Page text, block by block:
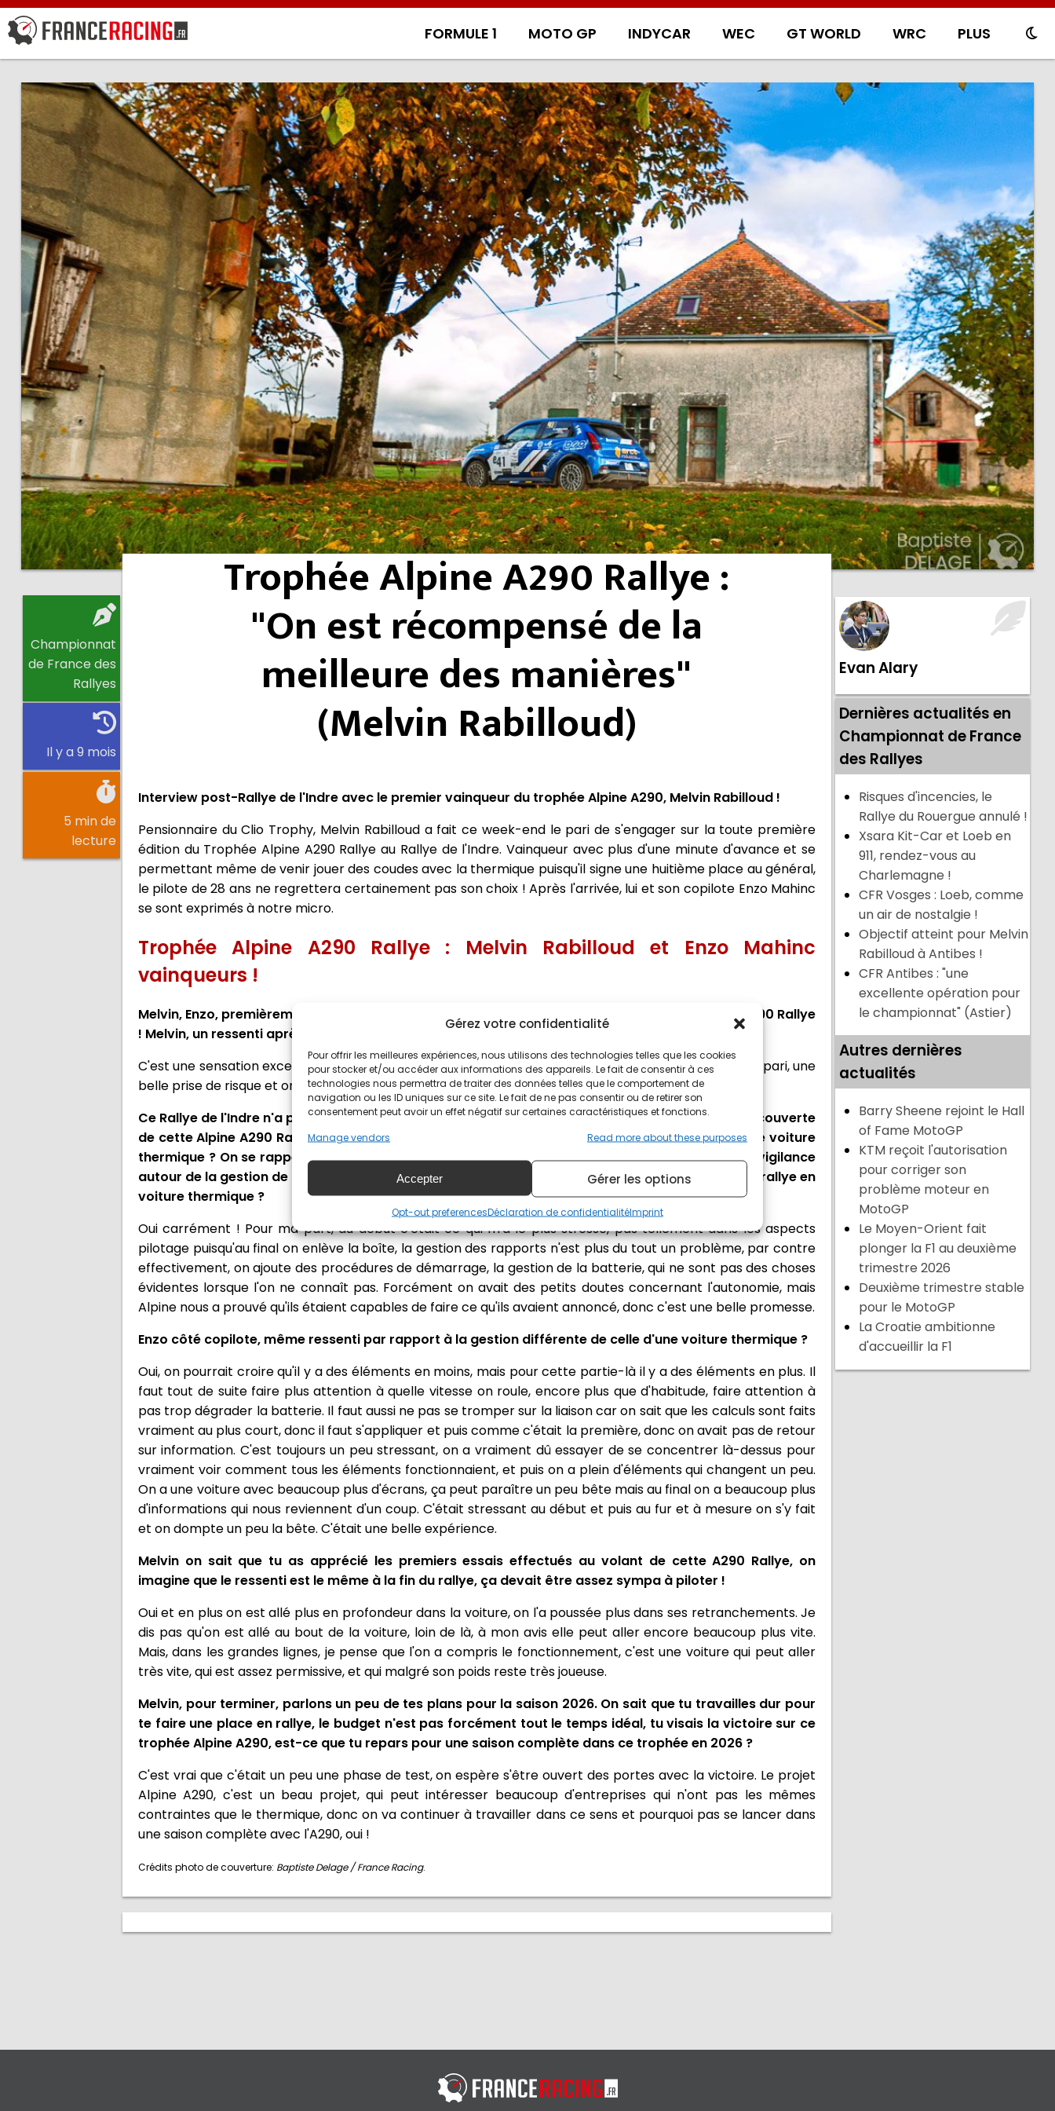
Gérez votre confidentialité
Pour offrir les meilleures expériences, nous utilisons des technologies telles que les cookies
pour stocker et/ou accéder aux informations des appareils. Le fait de consentir à ces
technologies nous permettra de traiter des données telles que le comportement de
navigation ou les ID uniques sur ce site. Le fait de ne pas consentir ou de retirer son
consentement peut avoir un effet négatif sur certaines caractéristiques et fonctions.
Manage vendors
Read more about these purposes
Accepter Gérer les options
Opt-out preferencesDéclaration de confidentialitéImprint
FORMULE 1 MOTO GP INDYCAR WEC GT WORLD WRC PLUS
Championnat
de France des
Rallyes
Il y a 9 mois
5 min de
lecture
Trophée Alpine A290 Rallye :
"On est récompensé de la
meilleure des manières"
(Melvin Rabilloud)
Interview post-Rallye de l'Indre avec le premier vainqueur du trophée Alpine A290, Melvin Rabilloud !
Pensionnaire du Clio Trophy, Melvin Rabilloud a fait ce week-end le pari de s'engager sur la toute première
édition du Trophée Alpine A290 Rallye au Rallye de l'Indre. Vainqueur avec plus d'une minute d'avance et se
permettant même de venir jouer des coudes avec la thermique puisqu'il signe une huitième place au général,
le pilote de 28 ans ne regrettera certainement pas son choix ! Après l'arrivée, lui et son copilote Enzo Mahinc
se sont exprimés à notre micro.
Trophée Alpine A290 Rallye : Melvin Rabilloud et Enzo Mahinc
vainqueurs !
Melvin, Enzo, premièrement félicitations pour cette belle victoire sur ce tout premier Trophée A290 Rallye
! Melvin, un ressenti après cette victoire ?
C'est une sensation exceptionnelle, on savait pas trop à quoi s'attendre en venant ici. C'était un gros pari, une
belle prise de risque et on est récompensé de la meilleure des manières, je pense.
Ce Rallye de l'Indre n'a pas été si facile que ça avec des conditions compliquées en plus de la découverte
de cette Alpine A290 Rallye. Sur la technicité, est-ce qu'il y a plus de choses à gérer qu'avec une voiture
thermique ? On se rappelle notamment du briefing pilote vendredi soir avec tous les points de vigilance
autour de la gestion de la batterie en liaison. Est-ce que c'était plus stressant à gérer que sur un rallye en
voiture thermique ?
Oui carrément ! Pour ma part, au début c'était ce qui m'a le plus stressé, pas tellement dans les aspects
pilotage puisqu'au final on enlève la boîte, la gestion des rapports n'est plus du tout un problème, par contre
effectivement, on ajoute des procédures de démarrage, la gestion de la batterie, qui ne sont pas des choses
évidentes lorsque l'on ne connaît pas. Forcément on avait des petits doutes concernant l'autonomie, mais
Alpine nous a prouvé qu'ils étaient capables de faire ce qu'ils avaient annoncé, donc c'est une belle promesse.
Enzo côté copilote, même ressenti par rapport à la gestion différente de celle d'une voiture thermique ?
Oui, on pourrait croire qu'il y a des éléments en moins, mais pour cette partie-là il y a des éléments en plus. Il
faut tout de suite faire plus attention à quelle vitesse on roule, encore plus que d'habitude, faire attention à
pas trop dégrader la batterie. Il faut aussi ne pas se tromper sur la liaison car on sait que les calculs sont faits
vraiment au plus court, donc il faut s'appliquer et puis comme c'était la première, donc on avait pas de retour
sur information. C'est toujours un peu stressant, on a vraiment dû essayer de se concentrer là-dessus pour
vraiment voir comment tous les éléments fonctionnaient, et puis on a plein d'éléments qui changent un peu.
On a une voiture avec beaucoup plus d'écrans, ça peut paraître un peu bête mais au final on a beaucoup plus
d'informations qui nous reviennent d'un coup. C'était stressant au début et puis au fur et à mesure on s'y fait
et on dompte un peu la bête. C'était une belle expérience.
Melvin on sait que tu as apprécié les premiers essais effectués au volant de cette A290 Rallye, on
imagine que le ressenti est le même à la fin du rallye, ça devait être assez sympa à piloter !
Oui et en plus on est allé plus en profondeur dans la voiture, on l'a poussée plus dans ses retranchements. Je
dis pas qu'on est allé au bout de la voiture, loin de là, à mon avis elle peut aller encore beaucoup plus vite.
Mais, dans les grandes lignes, je pense que l'on a compris le fonctionnement, c'est une voiture qui peut aller
très vite, qui est assez permissive, et qui malgré son poids reste très joueuse.
Melvin, pour terminer, parlons un peu de tes plans pour la saison 2026. On sait que tu travailles dur pour
te faire une place en rallye, le budget n'est pas forcément tout le temps idéal, tu visais la victoire sur ce
trophée Alpine A290, est-ce que tu repars pour une saison complète dans ce trophée en 2026 ?
C'est vrai que c'était un peu une phase de test, on espère s'être ouvert des portes avec la victoire. Le projet
Alpine A290, c'est un beau projet, qui peut intéresser beaucoup d'entreprises qui n'ont pas les mêmes
contraintes que le thermique, donc on va continuer à travailler dans ce sens et pourquoi pas se lancer dans
une saison complète avec l'A290, oui !
Crédits photo de couverture: Baptiste Delage / France Racing.
Evan Alary
Dernières actualités en
Championnat de France
des Rallyes
Risques d'incencies, le
Rallye du Rouergue annulé !
Xsara Kit-Car et Loeb en
911, rendez-vous au
Charlemagne !
CFR Vosges : Loeb, comme
un air de nostalgie !
Objectif atteint pour Melvin
Rabilloud à Antibes !
CFR Antibes : "une
excellente opération pour
le championnat" (Astier)
Autres dernières
actualités
Barry Sheene rejoint le Hall
of Fame MotoGP
KTM reçoit l'autorisation
pour corriger son
problème moteur en
MotoGP
Le Moyen-Orient fait
plonger la F1 au deuxième
trimestre 2026
Deuxième trimestre stable
pour le MotoGP
La Croatie ambitionne
d'accueillir la F1